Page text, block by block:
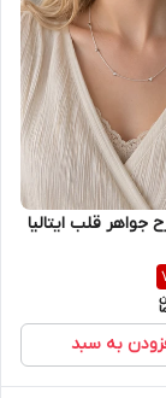
جواهر قلب ایتالیا
به سبد